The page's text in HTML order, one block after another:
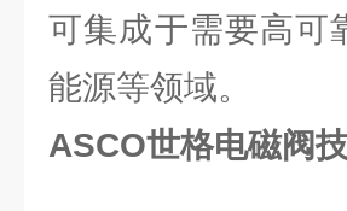
可集成于需要高可
能源等领域。
ASCO世格电磁阀